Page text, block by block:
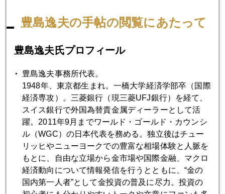
2026年01月29日
2026年01月28日
トランプ様の一言に救われた金さん銀さん
2026年01月27日
ウォール街、話題は、金とジャパンばかり
2026年01月26日
金５０００ドル突破、筆者のＸが炎上
豊島逸夫の手帖の閲覧にあたって
豊島逸夫氏プロフィール
豊島逸夫事務所代表。
1948年、東京都生まれ。一橋大学経済学部卒（国際
経済専攻）。三菱銀行（現三菱UFJ銀行）を経て、
スイス銀行で外国為替貴金属ディーラーとして活
躍。2011年9月までワールド・ゴールド・カウンシ
ル（WGC）の日本代表を務める。独立後はチュー
リッヒやニューヨークでの豊富な相場体験と人脈を
もとに、自由な立場から金市場や国際金融、マクロ
経済動向について情報発信を行うとともに、“金の
国内第一人者”として金投資の普及に尽力。投資の